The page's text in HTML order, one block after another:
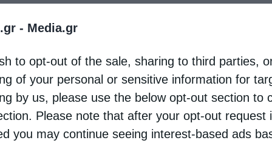
- Media.gr
to opt-out of the sale, sharing to third parties,
of your personal or sensitive information for
by us, please use the below opt-out section to
Please note that after your opt-out request
you may continue seeing interest-based ads
Σινώπης του Πόντου εορτάζει αυτές τις
η πόλη των Τρικάλων με επίκεντρο τον
Ιερό Μητροπολιτικό Ναό Αγίου Νικολάου.